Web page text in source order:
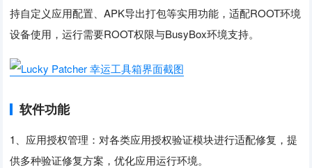
持自定义应用配置、APK导出打包等实用功能，适配ROOT环境
设备使用，运行需要ROOT权限与BusyBox环境支持。
软件功能
1、应用授权管理：对各类应用授权验证模块进行适配修复，提
供多种验证修复方案，优化应用运行环境。